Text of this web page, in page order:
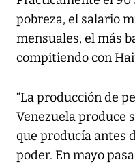
pobreza, el salario
mensuales, el más
compitiendo con
“La producción de
Venezuela produce
que producía antes
poder. En mayo